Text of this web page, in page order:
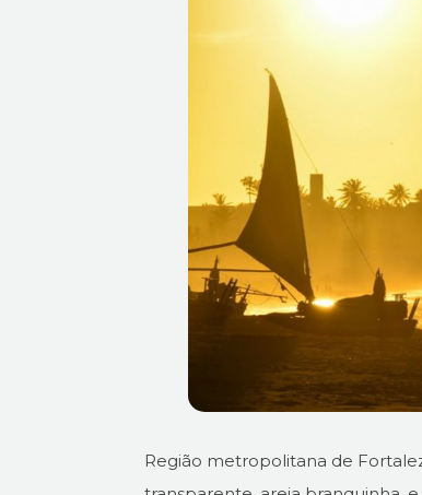
Região metropolitana de